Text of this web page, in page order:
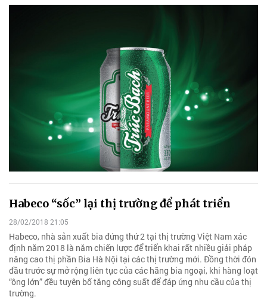
Habeco “sốc” lại thị trường để phát triển
28/02/2018 21:05
Habeco, nhà sản xuất bia đứng thứ 2 tại thị trường Việt Nam xác
định năm 2018 là năm chiến lược để triển khai rất nhiều giải pháp
nâng cao thị phần Bia Hà Nội tại các thị trường mới. Đồng thời đón
đầu trước sự mở rộng liên tục của các hãng bia ngoại, khi hàng loạt
“ông lớn” đều tuyên bố tăng công suất để đáp ứng nhu cầu của thị
trường.